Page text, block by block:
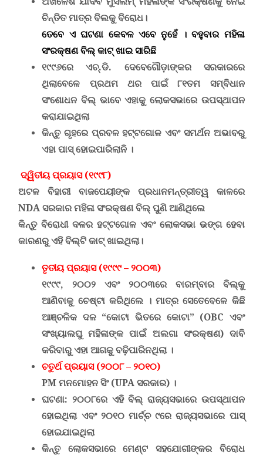
ଚିନ୍ତିତ ମାତ୍ର ବିଲକୁ ବିରୋଧ ।
ତେବେ ଏ ଘଟଣା କେବଳ ଏବେ ନୁହେଁ । ବହୁବାର ମହିଳା
ସଂରକ୍ଷଣ ବିଲ୍ କାଟ୍ ଖାଇ ସାରିଛି
୧୯୯୬ରେଏଚ୍.ଡି. ଦେବେଗୌଡ଼ାଙ୍କର ସରକାରରେ
ଥିଲାବେଳେ ପ୍ରଥମ ଥର ପାଇଁ ୮୧ତମ ସମ୍ବିଧାନ
ସଂଶୋଧନ ବିଲ୍ ଭାବେ ଏହାକୁ ଲୋକସଭାରେ ଉପସ୍ଥାପନ
କରାଯାଇଥିଲା
କିନ୍ତୁ ଗୃହରେ ପ୍ରବଳ ହଟ୍ଟଗୋଳ ଏବଂ ସମର୍ଥନ ଅଭାବରୁ
ଏହା ପାସ୍ ହୋଇପାରିଲାନି ।
ଦ୍ୱିତୀୟ ପ୍ରୟାସ (୧୯୯୮)
ଅଟଳ ବିହାରୀ ବାଜପେୟୀଙ୍କ ପ୍ରଧାନମନ୍ତ୍ରୀତ୍ୱ କାଳରେ
NDA ସରକାର ମହିଳା ସଂରକ୍ଷଣ ବିଲ୍ ପୁଣି ଆଣିଥିଲେ
କିନ୍ତୁ ବିରୋଧୀ ଦଳର ହଟ୍ଟଗୋଳ ଏବଂ ଲୋକସଭା ଭଙ୍ଗ ହେବା
କାରଣରୁ ଏହି ବିଲ୍‌ଟି କାଟ୍ ଖାଇଥିଲା।
ତୃତୀୟ ପ୍ରୟାସ (୧୯୯୯ – ୨୦୦୩)
୧୯୯୯,୨୦୦୨ ଏବଂ ୨୦୦୩ରେ ବାରମ୍ବାର ବିଲ୍‌କୁ
ଆଣିବାକୁ ଚେଷ୍ଟା କରିଥିଲେ । ମାତ୍ର ସେତେବେଳେ କିଛି
ଆଞ୍ଚଳିକ ଦଳ “କୋଟା ଭିତରେ କୋଟା” (OBC ଏବଂ
ସଂଖ୍ୟାଲଘୁ ମହିଳାଙ୍କ ପାଇଁ ଅଲଗା ସଂରକ୍ଷଣ) ଦାବି
କରିବାରୁ ଏହା ଆଗକୁ ବଢ଼ିପାରିନଥିଲା ।
ଚତୁର୍ଥ ପ୍ରୟାସ (୨୦୦୮ – ୨୦୧୦)
PM ମନମୋହନ ସିଂ (UPA ସରକାର) ।
ଘଟଣା: ୨୦୦୮ରେ ଏହି ବିଲ୍ ରାଜ୍ୟସଭାରେ ଉପସ୍ଥାପନ
ହୋଇଥିଲା ଏବଂ ୨୦୧୦ ମାର୍ଚ୍ଚ ୯ରେ ରାଜ୍ୟସଭାରେ ପାସ୍
ହୋଇଯାଇଥିଲା
କିନ୍ତୁ ଲୋକସଭାରେ ମେଣ୍ଟ ସହଯୋଗୀଙ୍କର ବିରୋଧ